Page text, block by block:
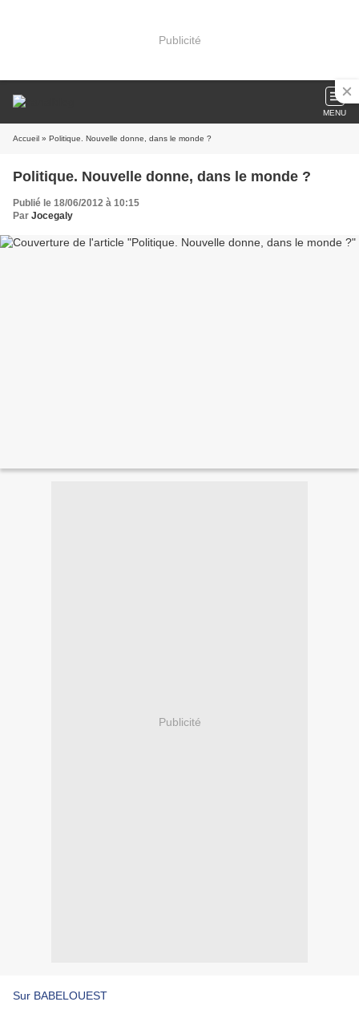
Publicité
MENU
Accueil » Politique. Nouvelle donne, dans le monde ?
Politique. Nouvelle donne, dans le monde ?
Publié le 18/06/2012 à 10:15
Par Jocegaly
Publicité
Sur BABELOUEST